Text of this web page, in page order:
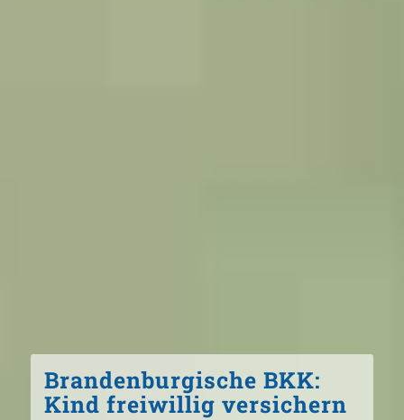
Brandenburgische BKK:
Kind freiwillig versichern